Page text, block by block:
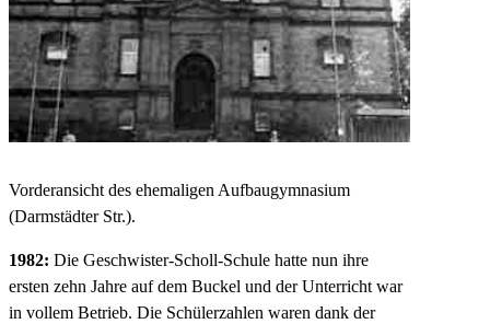
Vorderansicht des ehemaligen Aufbaugymnasium
(Darmstädter Str.).
1982: Die Geschwister-Scholl-Schule hatte nun ihre
ersten zehn Jahre auf dem Buckel und der Unterricht war
in vollem Betrieb. Die Schülerzahlen waren dank der